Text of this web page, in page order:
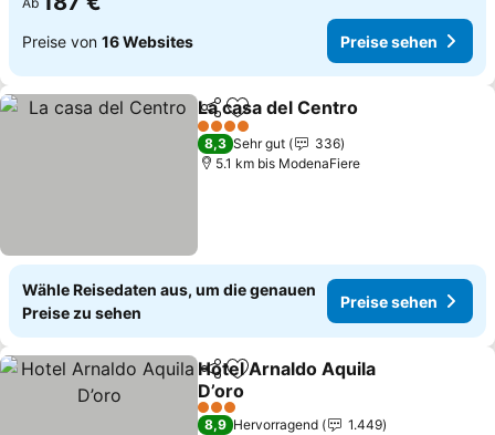
Preise von 16 Websites Preise sehen
TeilenZu Favoriten hinzufügen
La casa del Centro
4 Sterne
8,3 Sehr gut
336
5.1 km bis ModenaFiere
Wähle Reisedaten aus, um die genauen
Preise zu sehen
Preise sehen
TeilenZu Favoriten hinzufügen
Hotel Arnaldo Aquila
D’oro
Preise sehen
3 Sterne
8,9 Hervorragend
1.449